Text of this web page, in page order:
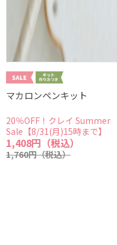
マカロンペンキット
20％OFF！クレイ Summer
Sale【8/31(月)15時まで】
1,408円（税込）
1,760円（税込）